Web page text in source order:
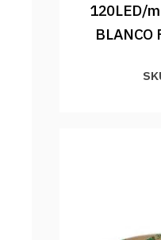
120LED/
BLANCO